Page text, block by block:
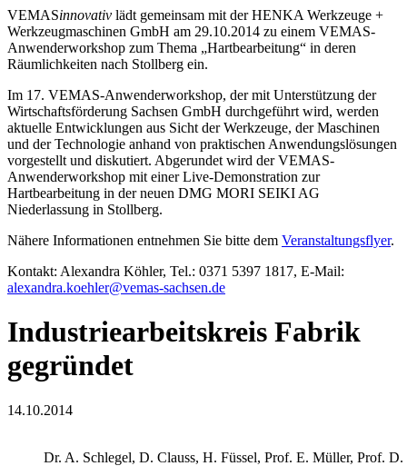
VEMASinnovativ lädt gemeinsam mit der HENKA Werkzeuge +
Werkzeugmaschinen GmbH am 29.10.2014 zu einem VEMAS-
Anwenderworkshop zum Thema „Hartbearbeitung“ in deren
Räumlichkeiten nach Stollberg ein.
Im 17. VEMAS-Anwenderworkshop, der mit Unterstützung der
Wirtschaftsförderung Sachsen GmbH durchgeführt wird, werden
aktuelle Entwicklungen aus Sicht der Werkzeuge, der Maschinen
und der Technologie anhand von praktischen Anwendungslösungen
vorgestellt und diskutiert. Abgerundet wird der VEMAS-
Anwenderworkshop mit einer Live-Demonstration zur
Hartbearbeitung in der neuen DMG MORI SEIKI AG
Niederlassung in Stollberg.
Nähere Informationen entnehmen Sie bitte dem Veranstaltungsflyer.
Kontakt: Alexandra Köhler, Tel.: 0371 5397 1817, E-Mail:
alexandra.koehler@vemas-sachsen.de
Industriearbeitskreis Fabrik
gegründet
14.10.2014
Dr. A. Schlegel, D. Clauss, H. Füssel, Prof. E. Müller, Prof.